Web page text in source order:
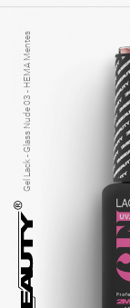
Gel Lack - Glass Nude 03 - HEMA Mentes